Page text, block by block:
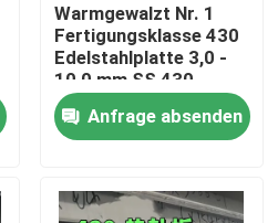
Warmgewalzt Nr. 1
Fertigungsklasse 430
Edelstahlplatte 3,0 -
10,0 mm SS 430
Platte von TISCO
Anfrage absenden